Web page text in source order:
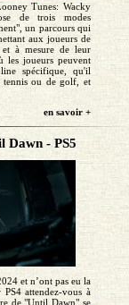
Tunes: Wacky
de trois modes
un parcours qui
aux joueurs de
à mesure de leur
les joueurs peuvent
spécifique, qu'il
tennis ou de golf, et
en savoir +
Dawn - PS5
et n’ont pas eu la
attendez-vous à
de "Until Dawn" se